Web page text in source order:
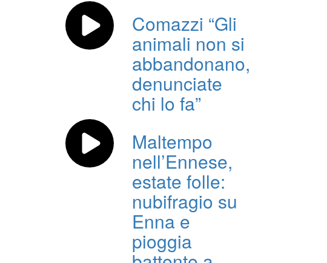
Comazzi “Gli
animali non si
abbandonano,
denunciate
chi lo fa”
Maltempo
nell’Ennese,
estate folle:
nubifragio su
Enna e
pioggia